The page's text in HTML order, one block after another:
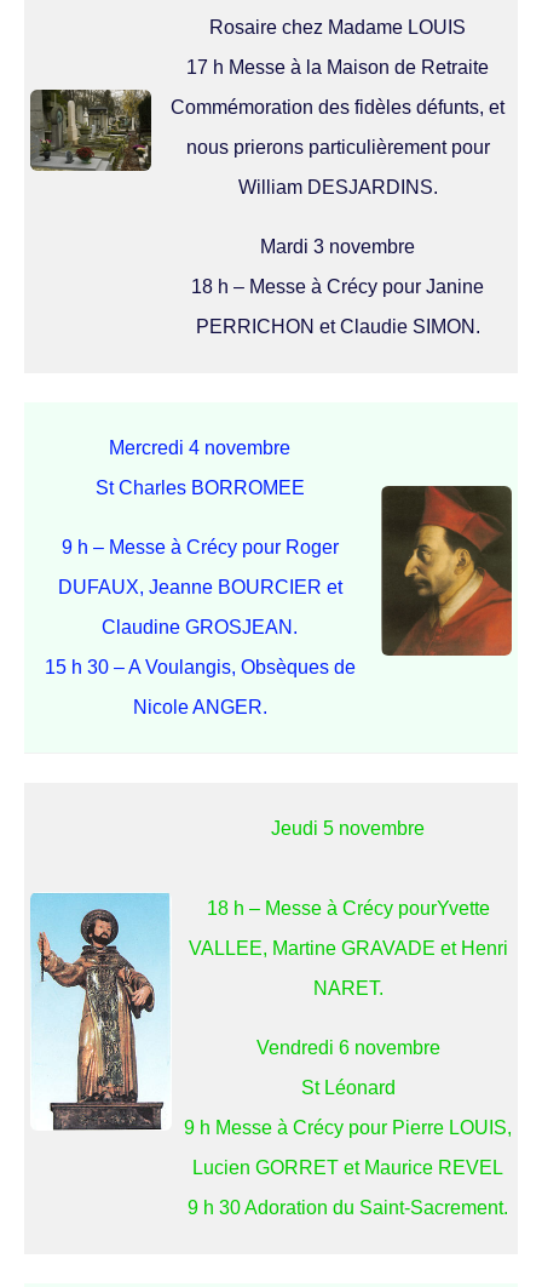
Rosaire chez Madame LOUIS
17 h Messe à la Maison de Retraite
Commémoration des fidèles défunts, et
nous prierons particulièrement pour
William DESJARDINS.
Mardi 3 novembre
18 h – Messe à Crécy pour Janine
PERRICHON et Claudie SIMON.
Mercredi 4 novembre
St Charles BORROMEE
9 h – Messe à Crécy pour Roger
DUFAUX, Jeanne BOURCIER et
Claudine GROSJEAN.
15 h 30 – A Voulangis, Obsèques de
Nicole ANGER.
Jeudi 5 novembre
18 h – Messe à Crécy pourYvette
VALLEE, Martine GRAVADE et Henri
NARET.
Vendredi 6 novembre
St Léonard
9 h Messe à Crécy pour Pierre LOUIS,
Lucien GORRET et Maurice REVEL
9 h 30 Adoration du Saint-Sacrement.